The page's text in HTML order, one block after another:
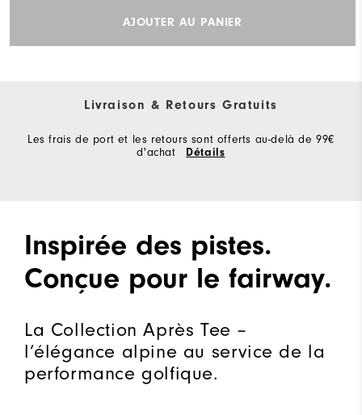
AJOUTER AU PANIER
Livraison & Retours Gratuits
Les frais de port et les retours sont offerts au-delà de 99€
d'achat
Détails
Inspirée des pistes.
Conçue pour le fairway.
La Collection Après Tee –
l’élégance alpine au service de la
performance golfique.